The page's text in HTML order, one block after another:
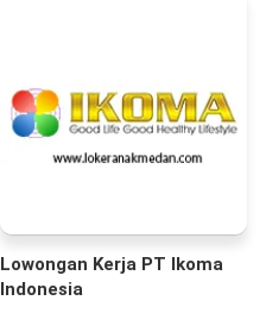
Lowongan Kerja PT Ikoma
Indonesia